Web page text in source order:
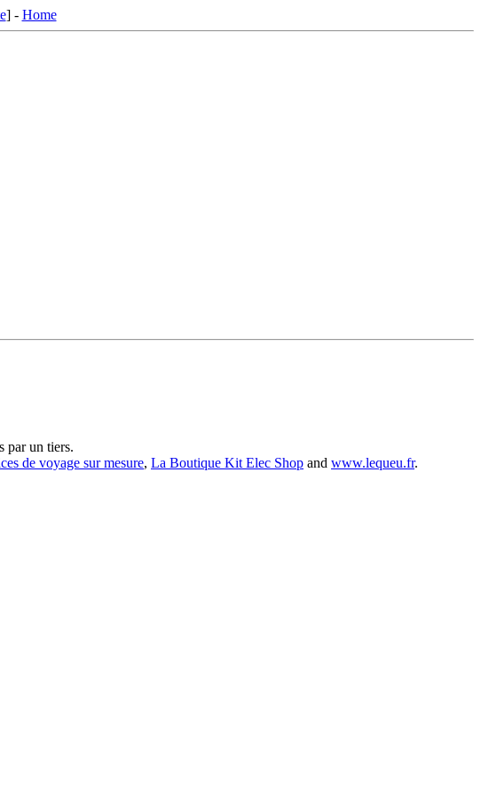
] - Home
par un tiers.
de voyage sur mesure, La Boutique Kit Elec Shop and www.lequeu.fr.